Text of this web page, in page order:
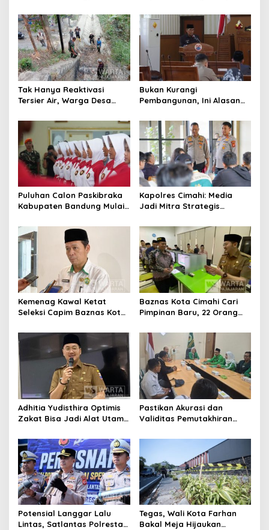
Pemerintah
Tak Hanya Reaktivasi
Tersier Air, Warga Desa
Alternatif di Padalarang
Bukan Kurangi
Pembangunan, Ini Alasan
Pengurangan Belanja
Daerah
Puluhan Calon Paskibraka
Kabupaten Bandung Mulai
Kapolres Cimahi: Media
Jadi Mitra Strategis
Publik
Kemenag Kawal Ketat
Seleksi Capim Baznas Kota
Komisioner Baznas
Berintegritas
Baznas Kota Cimahi Cari
Pimpinan Baru, 22 Orang
Adhitia Yudisthira Optimis
Zakat Bisa Jadi Alat Utama
Kota Cimahi
Pastikan Akurasi dan
Validitas Pemutakhiran
Cimahi Lakukan
Potensial Langgar Lalu
Lintas, Satlantas Polresta
Tegas, Wali Kota Farhan
Bakal Meja Hijaukan